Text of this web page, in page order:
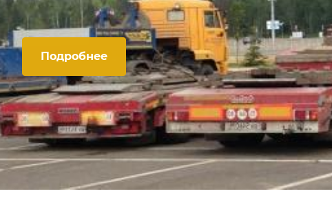
Подробнее